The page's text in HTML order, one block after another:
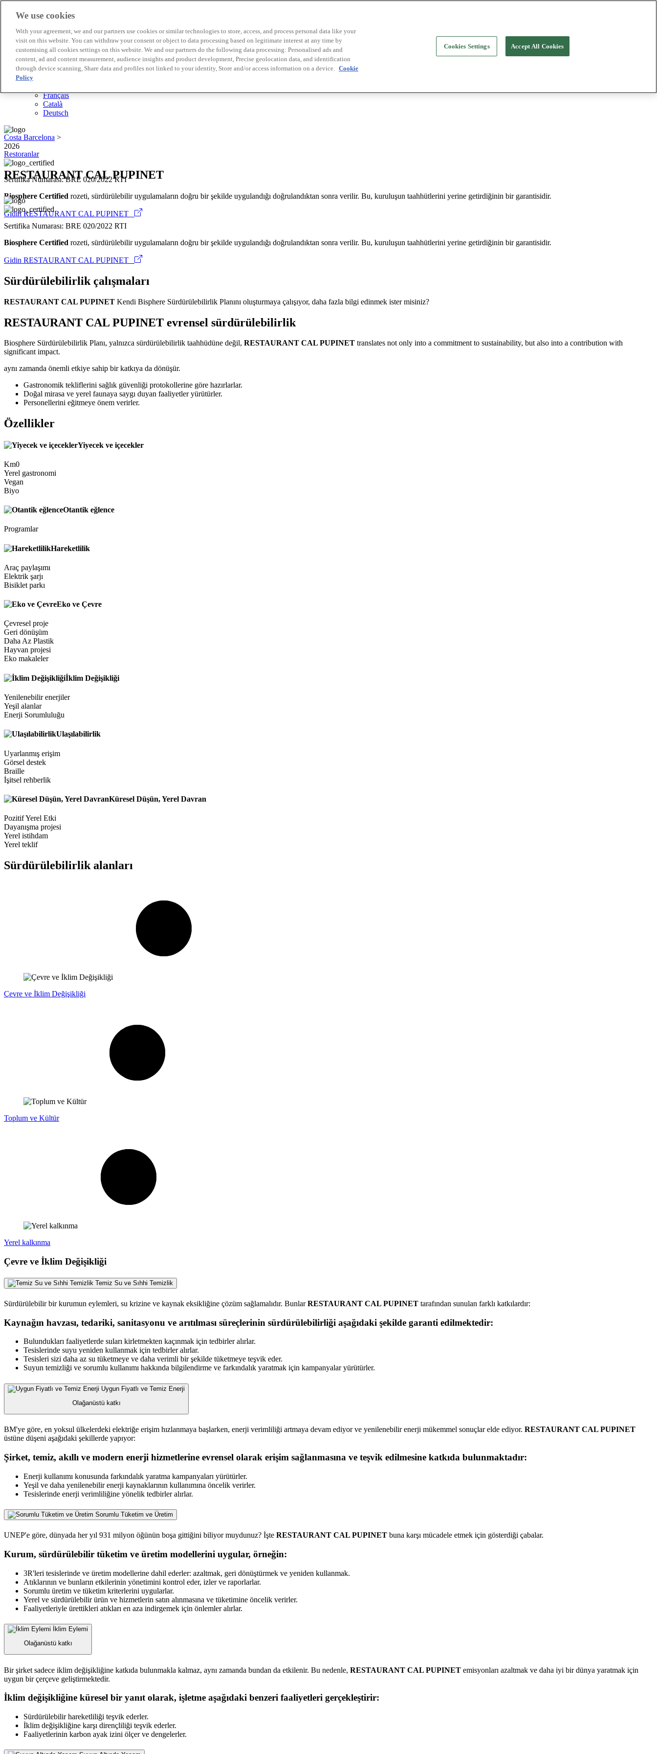
Biosphere Şirketlerini
Değerlendirmeyi nasıl yapıyoruz
Biz kimiz
TR
English
Français
Català
Deutsch
2026
Sertifika Numarası: BRE 020/2022 RTI
Biosphere Certified rozeti, sürdürülebilir uygulamaların doğru bir şekilde uygulandığı doğrulandıktan sonra verilir. Bu, kuruluşun taahhütlerini yerine getirdiğinin bir garantisidir.
Gidin RESTAURANT CAL PUPINET
Costa Barcelona >
Restoranlar
RESTAURANT CAL PUPINET
Sertifika Numarası: BRE 020/2022 RTI
Biosphere Certified rozeti, sürdürülebilir uygulamaların doğru bir şekilde uygulandığı doğrulandıktan sonra verilir. Bu, kuruluşun taahhütlerini yerine getirdiğinin bir garantisidir.
Gidin RESTAURANT CAL PUPINET
Sürdürülebilirlik çalışmaları
RESTAURANT CAL PUPINET Kendi Bisphere Sürdürülebilirlik Planını oluşturmaya çalışıyor, daha fazla bilgi edinmek ister misiniz?
RESTAURANT CAL PUPINET evrensel sürdürülebilirlik
Biosphere Sürdürülebilirlik Planı, yalnızca sürdürülebilirlik taahhüdüne değil, RESTAURANT CAL PUPINET translates not only into a commitment to sustainability, but also into a contribution with
significant impact.
aynı zamanda önemli etkiye sahip bir katkıya da dönüşür.
Gastronomik tekliflerini sağlık güvenliği protokollerine göre hazırlarlar.
Doğal mirasa ve yerel faunaya saygı duyan faaliyetler yürütürler.
Personellerini eğitmeye önem verirler.
Özellikler
Yiyecek ve içecekler
Km0
Yerel gastronomi
Vegan
Biyo
Otantik eğlence
Programlar
Hareketlilik
Araç paylaşımı
Elektrik şarjı
Bisiklet parkı
Eko ve Çevre
Çevresel proje
Geri dönüşüm
Daha Az Plastik
Hayvan projesi
Eko makaleler
İklim Değişikliği
Yenilenebilir enerjiler
Yeşil alanlar
Enerji Sorumluluğu
Ulaşılabilirlik
Uyarlanmış erişim
Görsel destek
Braille
İşitsel rehberlik
Küresel Düşün, Yerel Davran
Pozitif Yerel Etki
Dayanışma projesi
Yerel istihdam
Yerel teklif
Sürdürülebilirlik alanları
Çevre ve İklim Değişikliği
Toplum ve Kültür
Yerel kalkınma
Çevre ve İklim Değişikliği
Temiz Su ve Sıhhi Temizlik
Sürdürülebilir bir kurumun eylemleri, su krizine ve kaynak eksikliğine çözüm sağlamalıdır. BunlarRESTAURANT CAL PUPINET tarafından sunulan farklı katkılardır:
Kaynağın havzası, tedariki, sanitasyonu ve arıtılması süreçlerinin sürdürülebilirliği aşağıdaki şekilde garanti edilmektedir:
Bulundukları faaliyetlerde suları kirletmekten kaçınmak için tedbirler alırlar.
Tesislerinde suyu yeniden kullanmak için tedbirler alırlar.
Tesisleri sizi daha az su tüketmeye ve daha verimli bir şekilde tüketmeye teşvik eder.
Suyun temizliği ve sorumlu kullanımı hakkında bilgilendirme ve farkındalık yaratmak için kampanyalar yürütürler.
Uygun Fiyatlı ve Temiz Enerji
Olağanüstü katkı
BM'ye göre, en yoksul ülkelerdeki elektriğe erişim hızlanmaya başlarken, enerji verimliliği artmaya devam ediyor ve yenilenebilir enerji mükemmel sonuçlar elde ediyor. RESTAURANT CAL PUPINET
üstüne düşeni aşağıdaki şekillerde yapıyor:
Şirket, temiz, akıllı ve modern enerji hizmetlerine evrensel olarak erişim sağlanmasına ve teşvik edilmesine katkıda bulunmaktadır:
Enerji kullanımı konusunda farkındalık yaratma kampanyaları yürütürler.
Yeşil ve daha yenilenebilir enerji kaynaklarının kullanımına öncelik verirler.
Tesislerinde enerji verimliliğine yönelik tedbirler alırlar.
Sorumlu Tüketim ve Üretim
UNEP'e göre, dünyada her yıl 931 milyon öğünün boşa gittiğini biliyor muydunuz? İşte RESTAURANT CAL PUPINET buna karşı mücadele etmek için gösterdiği çabalar.
Kurum, sürdürülebilir tüketim ve üretim modellerini uygular, örneğin:
3R'leri tesislerinde ve üretim modellerine dahil ederler: azaltmak, geri dönüştürmek ve yeniden kullanmak.
Atıklarının ve bunların etkilerinin yönetimini kontrol eder, izler ve raporlarlar.
Sorumlu üretim ve tüketim kriterlerini uygularlar.
Yerel ve sürdürülebilir ürün ve hizmetlerin satın alınmasına ve tüketimine öncelik verirler.
Faaliyetleriyle ürettikleri atıkları en aza indirgemek için önlemler alırlar.
İklim Eylemi
Olağanüstü katkı
Bir şirket sadece iklim değişikliğine katkıda bulunmakla kalmaz, aynı zamanda bundan da etkilenir. Bu nedenle, RESTAURANT CAL PUPINET emisyonları azaltmak ve daha iyi bir dünya yaratmak için
uygun bir çerçeve geliştirmektedir.
İklim değişikliğine küresel bir yanıt olarak, işletme aşağıdaki benzeri faaliyetleri gerçekleştirir:
Sürdürülebilir hareketliliği teşvik ederler.
İklim değişikliğine karşı dirençliliği teşvik ederler.
Faaliyetlerinin karbon ayak izini ölçer ve dengelerler.
We use cookies
With your agreement, we and our partners use cookies or similar technologies to store, access, and process personal data like your
visit on this website. You can withdraw your consent or object to data processing based on legitimate interest at any time by
customising all cookies settings on this website. We and our partners do the following data processing: Personalised ads and
content, ad and content measurement, audience insights and product development, Precise geolocation data, and identification
through device scanning, Share data and profiles not linked to your identity, Store and/or access information on a device. Cookie
Policy
Cookies Settings Accept All Cookies